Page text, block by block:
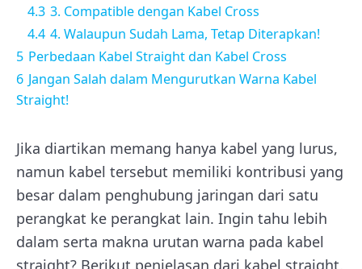
4.3 3. Compatible dengan Kabel Cross
4.4 4. Walaupun Sudah Lama, Tetap Diterapkan!
5 Perbedaan Kabel Straight dan Kabel Cross
6 Jangan Salah dalam Mengurutkan Warna Kabel
Straight!
Jika diartikan memang hanya kabel yang lurus,
namun kabel tersebut memiliki kontribusi yang
besar dalam penghubung jaringan dari satu
perangkat ke perangkat lain. Ingin tahu lebih
dalam serta makna urutan warna pada kabel
straight? Berikut penjelasan dari kabel straight,